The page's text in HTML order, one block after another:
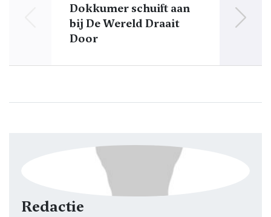
Dokkumer schuift aan
bij De Wereld Draait
Door
Redactie